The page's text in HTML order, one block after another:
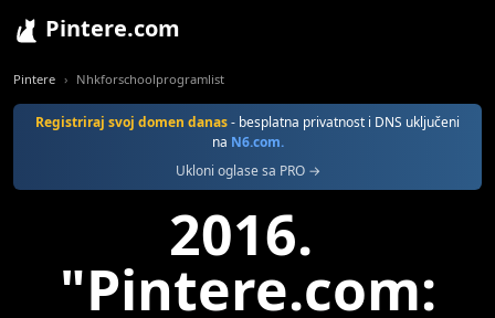
Pintere.com
Pintere Nhkforschoolprogramlist
Registriraj svoj domen danas- besplatna privatnost i DNS uključeni
na N6.com.
Ukloni oglase sa PRO →
2016.
"Pintere.com: